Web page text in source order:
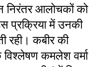
निरंतर आलोचकों को
प्रक्रिया में उनकी
रही। कबीर की
विश्लेषण कमलेश वर्मा